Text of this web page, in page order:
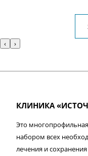
‹ ›
КЛИНИКА
Это
набором всех
лечения и